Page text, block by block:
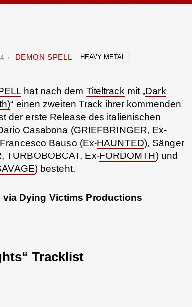
DEMON SPELL HEAVY METAL
hat nach dem Titeltrackmit „Dark
“ einen zweiten Track ihrer kommenden
der erste Release des italienischen
Casabona (GRIEFBRINGER, Ex-
Bauso (Ex-HAUNTED), Sänger
TURBOBOBCAT, Ex-FORDOMTH) und
) besteht.
via Dying Victims Productions
Tracklist